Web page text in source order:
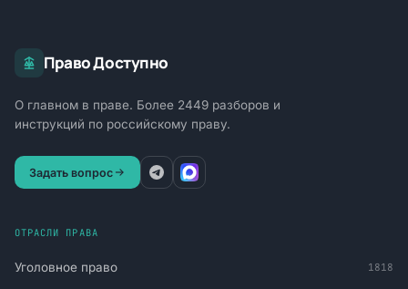
Право Доступно
О главном в праве. Более 2449 разборов и
инструкций по российскому праву.
Задать вопрос
ОТРАСЛИ ПРАВА
Уголовное право 1818